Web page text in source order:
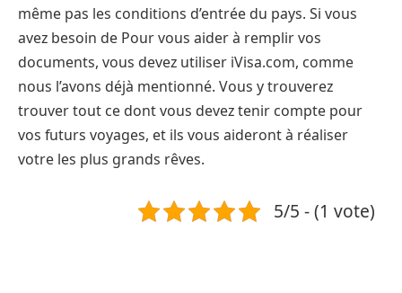
même pas les conditions d’entrée du pays. Si vous
avez besoin de Pour vous aider à remplir vos
documents, vous devez utiliser iVisa.com, comme
nous l’avons déjà mentionné. Vous y trouverez
trouver tout ce dont vous devez tenir compte pour
vos futurs voyages, et ils vous aideront à réaliser
votre les plus grands rêves.
5/5 - (1 vote)